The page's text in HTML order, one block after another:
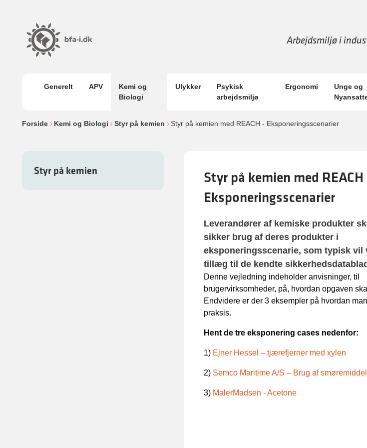
Arbejdsmiljø i
Generelt APV
Kemi og
Biologi
Ulykker
Psykisk
arbejdsmiljø
Ergonomi
Unge og
Forside Kemi og Biologi Styr på kemien Styr på kemien med REACH - Eksponeringsscenarier
Styr på kemien
Styr på kemien med REACH
Eksponeringsscenarier
Leverandører af kemiske produkter
sikker brug af deres produkter i
eksponeringsscenarie, som typisk vil
tillæg til de kendte
Denne vejledning indeholder anvisninger, til
brugervirksomheder, på, hvordan opgaven
Endvidere er der 3 eksempler på hvordan
praksis.
Hent de tre eksponering cases nedenfor:
1) Ejner Hessel – tjærefjerner med xylen
2) Semco Maritime A/S – Brug af smøremiddel
3) MalerMadsen - Acetone